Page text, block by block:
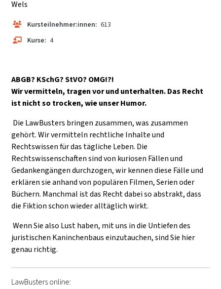
Wels
Kursteilnehmer:innen: 613
Kurse: 4
ABGB? KSchG? StVO? OMG!?!
Wir vermitteln, tragen vor und unterhalten. Das Recht
ist nicht so trocken, wie unser Humor.
Die LawBusters bringen zusammen, was zusammen
gehört. Wir vermitteln rechtliche Inhalte und
Rechtswissen für das tägliche Leben. Die
Rechtswissenschaften sind von kuriosen Fällen und
Gedankengängen durchzogen, wir kennen diese Fälle und
erklären sie anhand von populären Filmen, Serien oder
Büchern. Manchmal ist das Recht dabei so abstrakt, dass
die Fiktion schon wieder alltäglich wirkt.
Wenn Sie also Lust haben, mit uns in die Untiefen des
juristischen Kaninchenbaus einzutauchen, sind Sie hier
genau richtig.
LawBusters online: